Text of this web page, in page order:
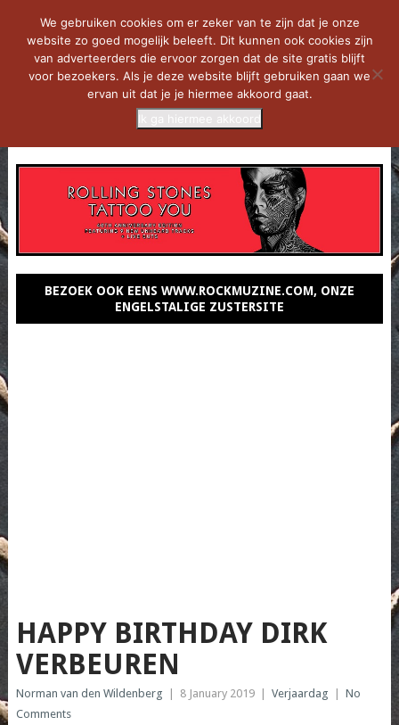
BEZOEK OOK EENS WWW.ROCKMUZINE.COM, ONZE
ENGELSTALIGE ZUSTERSITE
HAPPY BIRTHDAY DIRK
VERBEUREN
Norman van den Wildenberg 8 January 2019 Verjaardag
No
Comments
We gebruiken cookies om er zeker van te zijn dat je onze
website zo goed mogelijk beleeft. Dit kunnen ook cookies zijn
van adverteerders die ervoor zorgen dat de site gratis blijft
voor bezoekers. Als je deze website blijft gebruiken gaan we
ervan uit dat je je hiermee akkoord gaat.
Ik ga hiermee akkoord